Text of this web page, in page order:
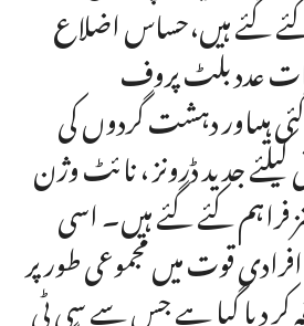
کئے گئے ہیں،حساس اضلاع
عدد بلٹ پروف
ہیںاور دہشت گردوں کی
جدید ڈرونز ، نائٹ وژن
فراہم کئے گئے ہیں۔ اسی
قوت میں مجموعی طور پر
کر دیا گیا ہے جس سے سی ٹی